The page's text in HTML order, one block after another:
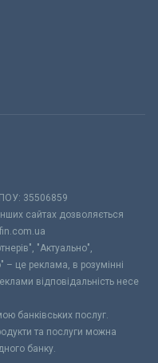
35506859
сайтах дозволяється
"Актуально",
це реклама, в розумінні
відповідальність несе
банківських послуг.
та послуги можна
банку.